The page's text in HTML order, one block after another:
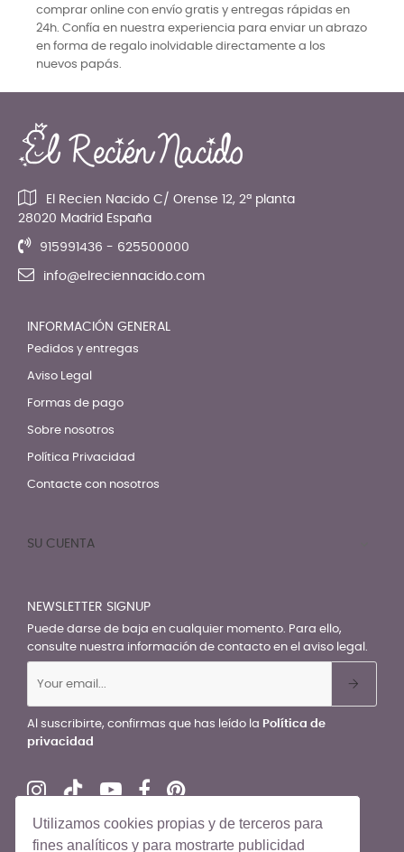
Utilizamos cookies propias y de terceros para
fines analíticos y para mostrarte publicidad
comprar online con envío gratis y entregas rápidas en
24h. Confía en nuestra experiencia para enviar un abrazo
en forma de regalo inolvidable directamente a los
nuevos papás.
El Recien Nacido C/ Orense 12, 2ª planta
28020 Madrid España
915991436 - 625500000
info@elreciennacido.com
INFORMACIÓN GENERAL
Pedidos y entregas
Aviso Legal
Formas de pago
Sobre nosotros
Política Privacidad
Contacte con nosotros
SU CUENTA
NEWSLETTER SIGNUP
Puede darse de baja en cualquier momento. Para ello,
consulte nuestra información de contacto en el aviso legal.
Al suscribirte, confirmas que has leído la Política de
privacidad